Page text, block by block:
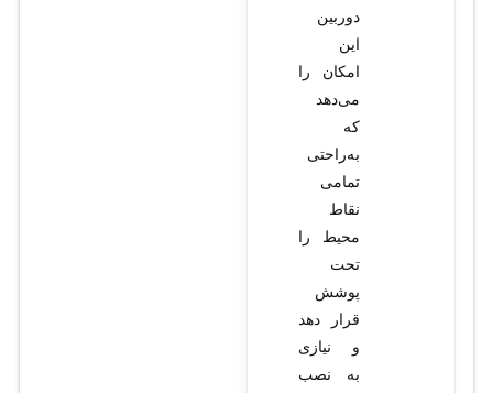
دوربین
این
امکان را
می‌دهد
که
به‌راحتی
تمامی
نقاط
محیط را
تحت
پوشش
قرار دهد
و نیازی
به نصب